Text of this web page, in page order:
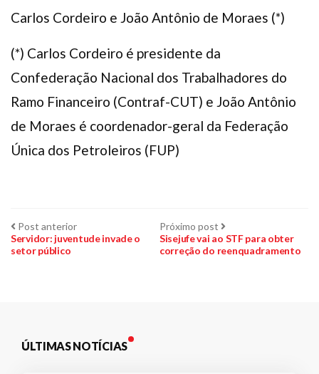
Carlos Cordeiro e João Antônio de Moraes (*)
(*) Carlos Cordeiro é presidente da
Confederação Nacional dos Trabalhadores do
Ramo Financeiro (Contraf-CUT) e João Antônio
de Moraes é coordenador-geral da Federação
Única dos Petroleiros (FUP)
Navegação
de
Post anteriorPost
anterior:
Servidor: juventude invade o
setor público
Próximo post Próximo
post:
Sisejufe vai ao STF para obter
correção do reenquadramento
ÚLTIMAS NOTÍCIAS